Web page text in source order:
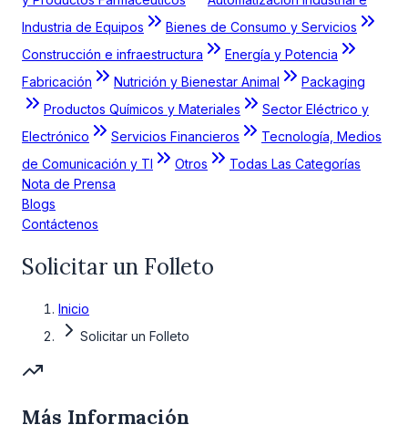
Industria de Equipos
Bienes de Consumo y Servicios
Construcción e infraestructura
Energía y Potencia
Fabricación
Nutrición y Bienestar Animal
Packaging
Productos Químicos y Materiales
Sector Eléctrico y
Electrónico
Servicios Financieros
Tecnología, Medios
de Comunicación y TI
Otros
Todas Las Categorías
Nota de Prensa
Blogs
Contáctenos
Solicitar un Folleto
Inicio
Solicitar un Folleto
Más Información